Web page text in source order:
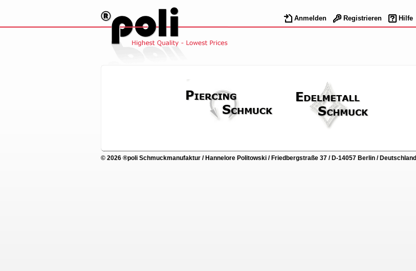
Anmelden Registrieren Hilfe
© 2026 ®poli Schmuckmanufaktur / Hannelore Politowski / Friedbergstraße 37 / D-14057 Berlin / Deutschland